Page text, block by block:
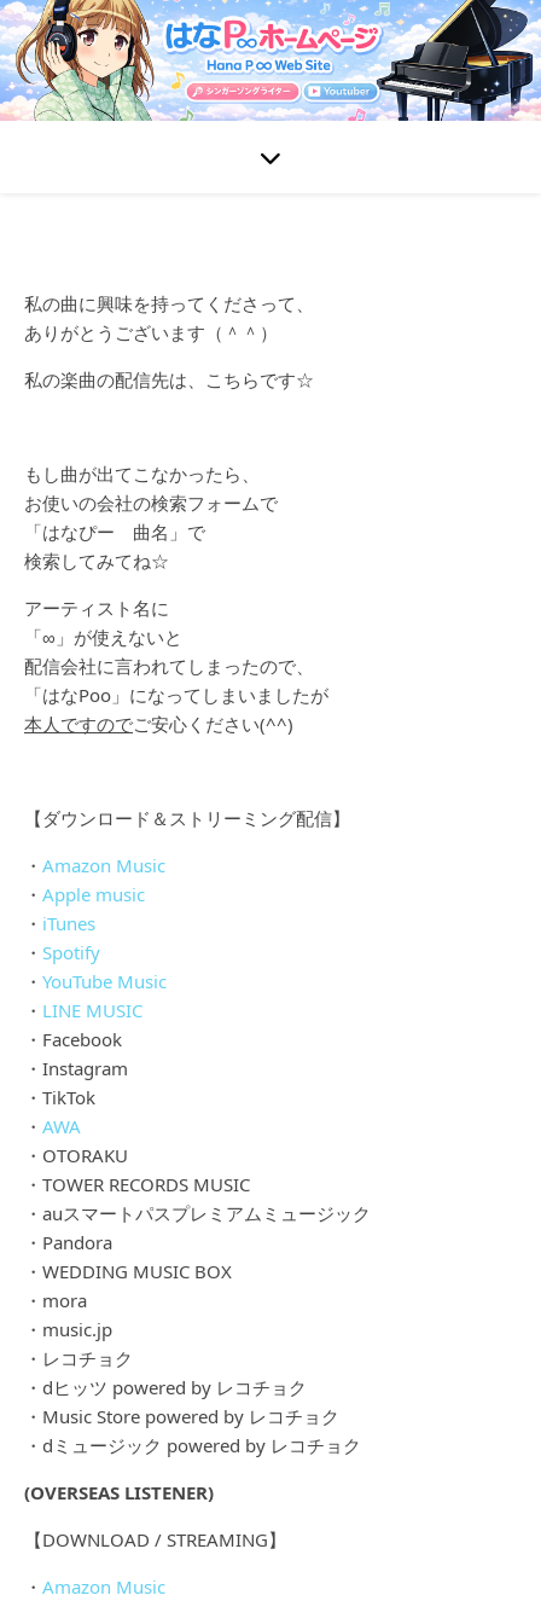
私の曲に興味を持ってくださって、
ありがとうございます（＾＾）
私の楽曲の配信先は、こちらです☆
もし曲が出てこなかったら、
お使いの会社の検索フォームで
「はなぴー 曲名」で
検索してみてね☆
アーティスト名に
「∞」が使えないと
配信会社に言われてしまったので、
「はなPoo」になってしまいましたが
本人ですのでご安心ください(^^)
【ダウンロード＆ストリーミング配信】
・ Amazon Music
・ Apple music
・ iTunes
・ Spotify
・ YouTube Music
・ LINE MUSIC
・Facebook
・Instagram
・TikTok
・ AWA
・OTORAKU
・TOWER RECORDS MUSIC
・auスマートパスプレミアムミュージック
・Pandora
・WEDDING MUSIC BOX
・mora
・music.jp
・レコチョク
・dヒッツ powered by レコチョク
・Music Store powered by レコチョク
・dミュージック powered by レコチョク
(OVERSEAS LISTENER)
【DOWNLOAD / STREAMING】
・ Amazon Music